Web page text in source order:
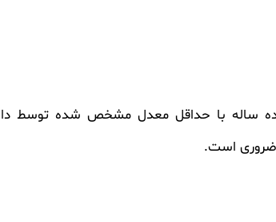
ساله با حداقل معدل مشخص شده توسط
ضروری است.